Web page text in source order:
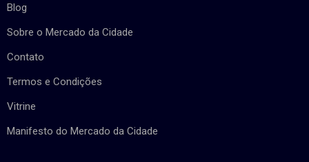
Blog
Sobre o Mercado da Cidade
Contato
Termos e Condições
Vitrine
Manifesto do Mercado da Cidade